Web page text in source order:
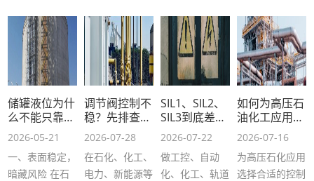
储罐液位为什
么不能只靠一
台液位计？
2026-05-21
一、表面稳定，
暗藏风险 在石
调节阀控制不
稳？先排查阀
门定位器这 5
个关键点
2026-07-28
在石化、化工、
电力、新能源等
SIL1、SIL2、
SIL3到底差在
哪？一文读懂
功能安全等级
核心区别
2026-07-22
做工控、自动
化、化工、轨道
如何为高压石
油化工应用选
择合适的控制
阀
2026-07-16
为高压石化应用
选择合适的控制